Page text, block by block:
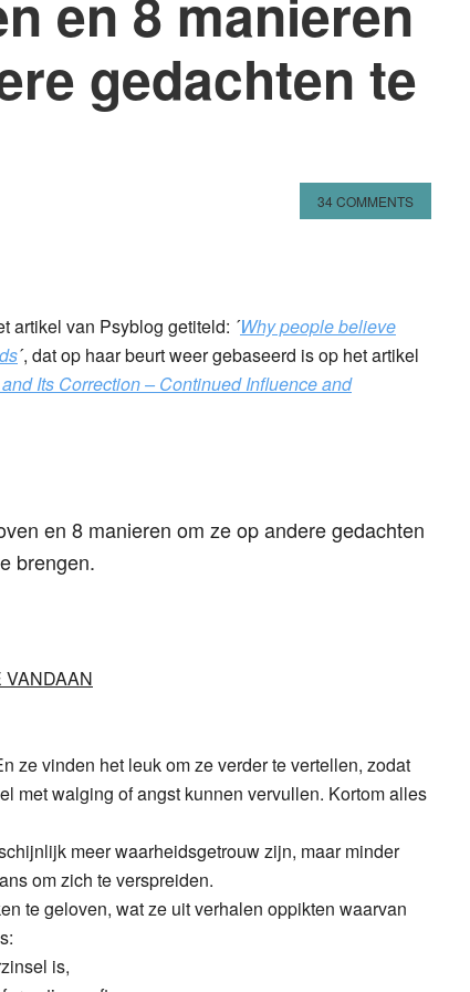
gedachten te
34 COMMENTS
artikel van Psyblog getiteld: ´Why people believe
´, dat op haar beurt weer gebaseerd is op het artikel
Its Correction – Continued Influence and
en 8 manieren om ze op andere gedachten
brengen.
VANDAAN
ze vinden het leuk om ze verder te vertellen, zodat
met walging of angst kunnen vervullen. Kortom alles
meer waarheidsgetrouw zijn, maar minder
om zich te verspreiden.
te geloven, wat ze uit verhalen oppikten waarvan
is,